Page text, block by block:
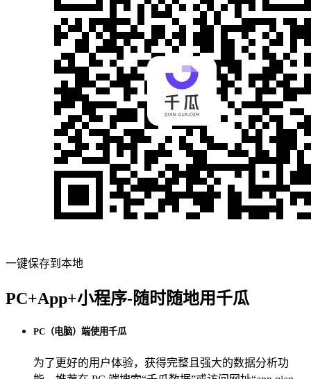
一键保存到本地
PC+App+小程序-随时随地用千瓜
PC（电脑）端使用千瓜
为了更好的用户体验，获得完整且强大的数据分析功